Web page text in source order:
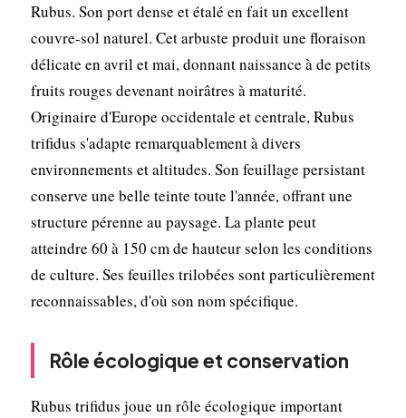
Rubus. Son port dense et étalé en fait un excellent
couvre-sol naturel. Cet arbuste produit une floraison
délicate en avril et mai, donnant naissance à de petits
fruits rouges devenant noirâtres à maturité.
Originaire d'Europe occidentale et centrale, Rubus
trifidus s'adapte remarquablement à divers
environnements et altitudes. Son feuillage persistant
conserve une belle teinte toute l'année, offrant une
structure pérenne au paysage. La plante peut
atteindre 60 à 150 cm de hauteur selon les conditions
de culture. Ses feuilles trilobées sont particulièrement
reconnaissables, d'où son nom spécifique.
Rôle écologique et conservation
Rubus trifidus joue un rôle écologique important